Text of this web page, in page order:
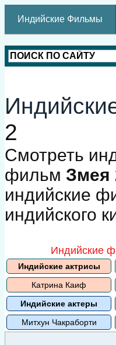
Индийские Фильмы
2
Смотреть
фильм Змея
индийские
индийского
Индийские
Индийские актрисы
Катрина Каиф
Индийские актеры
Митхун Чакраборти